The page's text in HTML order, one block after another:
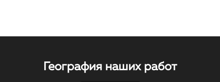
География наших работ